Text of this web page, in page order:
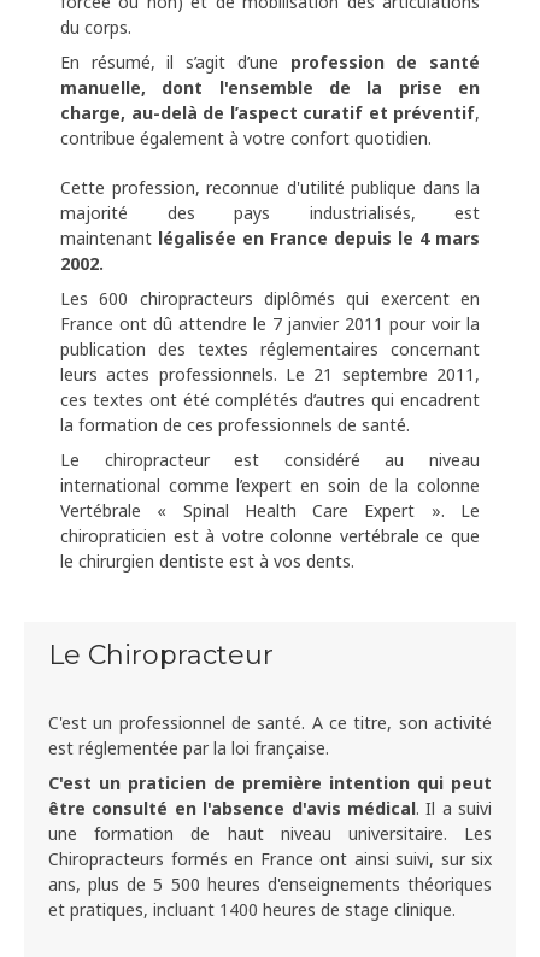
du corps.
En résumé, il s’agit d’une profession de santé
manuelle, dont l'ensemble de la prise en
charge, au-delà de l’aspect curatif et préventif,
contribue également à votre confort quotidien.
Cette profession, reconnue d'utilité publique dans la
majorité des pays industrialisés, est
maintenant légalisée en France depuis le 4 mars
2002.
Les 600 chiropracteurs diplômés qui exercent en
France ont dû attendre le 7 janvier 2011 pour voir la
publication des textes réglementaires concernant
leurs actes professionnels. Le 21 septembre 2011,
ces textes ont été complétés d’autres qui encadrent
la formation de ces professionnels de santé.
Le chiropracteur est considéré au niveau
international comme l’expert en soin de la colonne
Vertébrale « Spinal Health Care Expert ». Le
chiropraticien est à votre colonne vertébrale ce que
le chirurgien dentiste est à vos dents.
Le Chiropracteur
C'est un professionnel de santé. A ce titre, son activité
est réglementée par la loi française.
C'est un praticien de première intention qui peut
être consulté en l'absence d'avis médical. Il a suivi
une formation de haut niveau universitaire. Les
Chiropracteurs formés en France ont ainsi suivi, sur six
ans, plus de 5 500 heures d'enseignements théoriques
et pratiques, incluant 1400 heures de stage clinique.